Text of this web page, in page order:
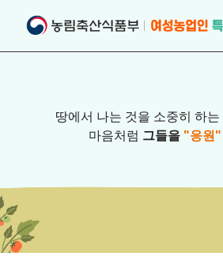
땅에서 나는 것을 소중히 하는
마음처럼 그들을 "응원"